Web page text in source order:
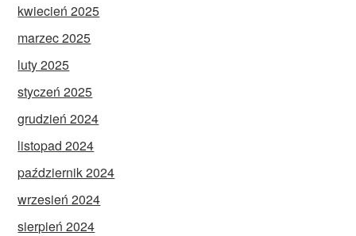
kwiecień 2025
marzec 2025
luty 2025
styczeń 2025
grudzień 2024
listopad 2024
październik 2024
wrzesień 2024
sierpień 2024